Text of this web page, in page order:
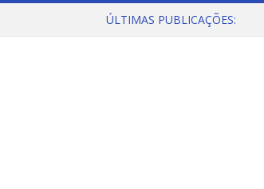
ÚLTIMAS PUBLICAÇÕES: